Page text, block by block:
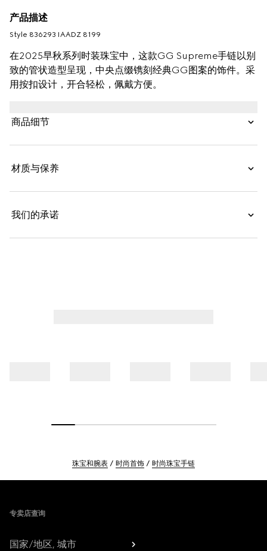
产品描述
Style ‎836293 IAADZ 8199
在2025早秋系列时装珠宝中，这款GG Supreme手链以别
致的管状造型呈现，中央点缀镌刻经典GG图案的饰件。采
用按扣设计，开合轻松，佩戴方便。
商品细节
材质与保养
我们的承诺
珠宝和腕表 时尚首饰 时尚珠宝手链
专卖店查询
国家/地区, 城市